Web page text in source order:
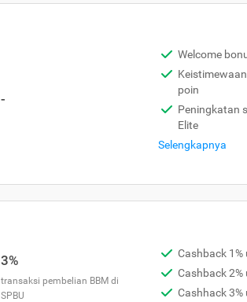
-
Welcome
poin
Peningkatan
Elite
Selengkapnya
3%
transaksi pembelian BBM di
SPBU
Cashback
Cashback
Cashhack 3%